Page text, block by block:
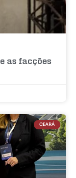
as facções
CEARÁ